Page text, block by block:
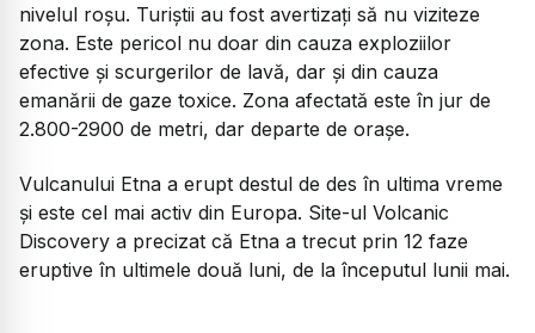
nivelul roșu. Turiștii au fost avertizați să nu viziteze
zona. Este pericol nu doar din cauza exploziilor
efective și scurgerilor de lavă, dar și din cauza
emanării de gaze toxice. Zona afectată este în jur de
2.800-2900 de metri, dar departe de orașe.
Vulcanului Etna a erupt destul de des în ultima vreme
și este cel mai activ din Europa. Site-ul Volcanic
Discovery a precizat că Etna a trecut prin 12 faze
eruptive în ultimele două luni, de la începutul lunii mai.